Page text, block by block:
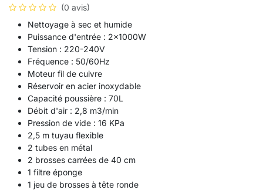
(0 avis)
Nettoyage à sec et humide
Puissance d'entrée : 2x1000W
Tension : 220-240V
Fréquence : 50/60Hz
Moteur fil de cuivre
Réservoir en acier inoxydable
Capacité poussière : 70L
Débit d'air : 2,8 m3/min
Pression de vide : 16 KPa
2,5 m tuyau flexible
2 tubes en métal
2 brosses carrées de 40 cm
1 filtre éponge
1 jeu de brosses à tête ronde